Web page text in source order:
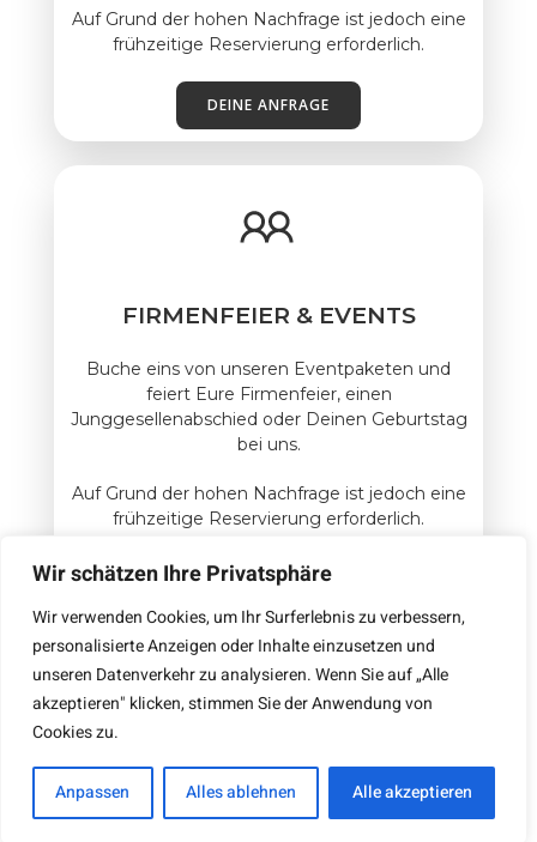
Wir schätzen Ihre Privatsphäre
Wir verwenden Cookies, um Ihr Surferlebnis zu verbessern,
personalisierte Anzeigen oder Inhalte einzusetzen und
unseren Datenverkehr zu analysieren. Wenn Sie auf „Alle
akzeptieren" klicken, stimmen Sie der Anwendung von
Cookies zu.
Anpassen Alles ablehnen Alle akzeptieren
Auf Grund der hohen Nachfrage ist jedoch eine
frühzeitige Reservierung erforderlich.
DEINE ANFRAGE
FIRMENFEIER & EVENTS
Buche eins von unseren Eventpaketen und
feiert Eure Firmenfeier, einen
Junggesellenabschied oder Deinen Geburtstag
bei uns.
Auf Grund der hohen Nachfrage ist jedoch eine
frühzeitige Reservierung erforderlich.
JETZT BUCHEN